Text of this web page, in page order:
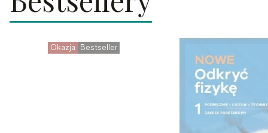
Okazja Bestseller